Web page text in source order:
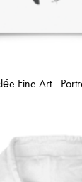
Fine Art -